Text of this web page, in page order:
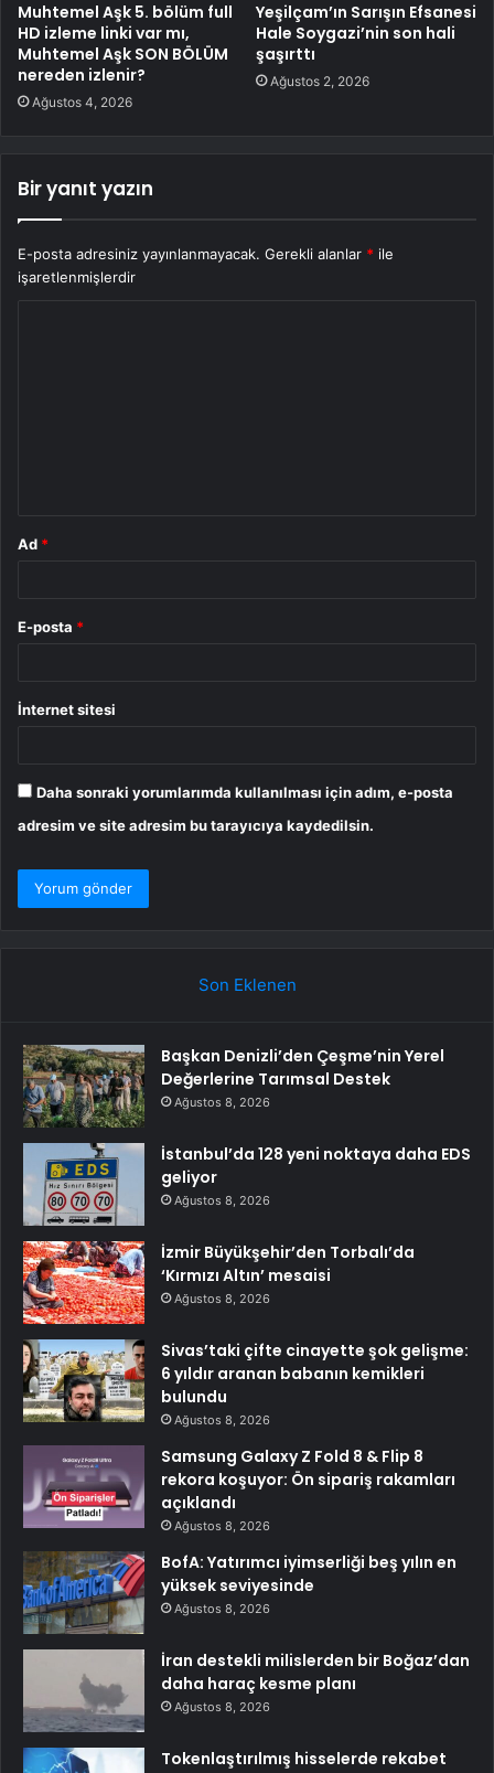
Muhtemel Aşk 5. bölüm full
HD izleme linki var mı,
Muhtemel Aşk SON BÖLÜM
nereden izlenir?
Ağustos 4, 2026
Yeşilçam’ın Sarışın Efsanesi
Hale Soygazi’nin son hali
şaşırttı
Ağustos 2, 2026
Bir yanıt yazın
E-posta adresiniz yayınlanmayacak. Gerekli alanlar * ile
işaretlenmişlerdir
Ad *
E-posta *
İnternet sitesi
Daha sonraki yorumlarımda kullanılması için adım, e-posta
adresim ve site adresim bu tarayıcıya kaydedilsin.
Son Eklenen
Başkan Denizli’den Çeşme’nin Yerel
Değerlerine Tarımsal Destek
Ağustos 8, 2026
İstanbul’da 128 yeni noktaya daha EDS
geliyor
Ağustos 8, 2026
İzmir Büyükşehir’den Torbalı’da
‘Kırmızı Altın’ mesaisi
Ağustos 8, 2026
Sivas’taki çifte cinayette şok gelişme:
6 yıldır aranan babanın kemikleri
bulundu
Ağustos 8, 2026
Samsung Galaxy Z Fold 8 & Flip 8
rekora koşuyor: Ön sipariş rakamları
açıklandı
Ağustos 8, 2026
BofA: Yatırımcı iyimserliği beş yılın en
yüksek seviyesinde
Ağustos 8, 2026
İran destekli milislerden bir Boğaz’dan
daha haraç kesme planı
Ağustos 8, 2026
Tokenlaştırılmış hisselerde rekabet